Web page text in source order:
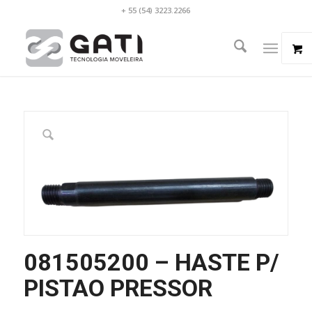
+ 55 (54) 3223.2266
081505200 – HASTE P/
PISTAO PRESSOR